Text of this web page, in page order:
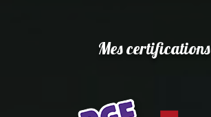
Mes certifications